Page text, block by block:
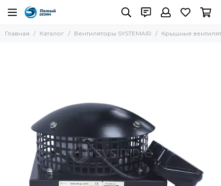
Вентиляторы SYSTEMAIR
Термостойкие вентиляторы
Главная Каталог Вентиляторы SYSTEMAIR Крышные